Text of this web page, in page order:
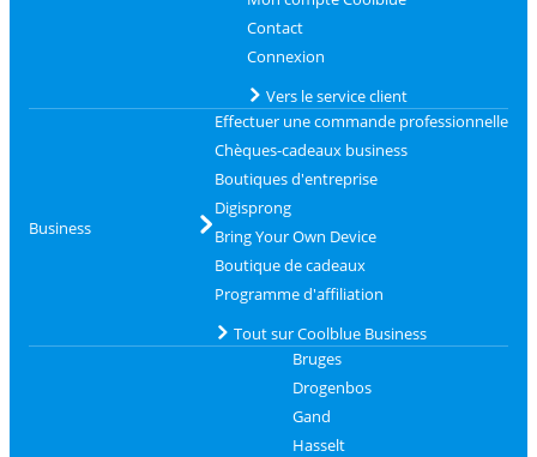
Contact
Connexion
Vers le service client
Business
Effectuer une commande professionnelle
Chèques-cadeaux business
Boutiques d'entreprise
Digisprong
Bring Your Own Device
Boutique de cadeaux
Programme d'affiliation
Tout sur Coolblue Business
Bruges
Drogenbos
Gand
Hasselt